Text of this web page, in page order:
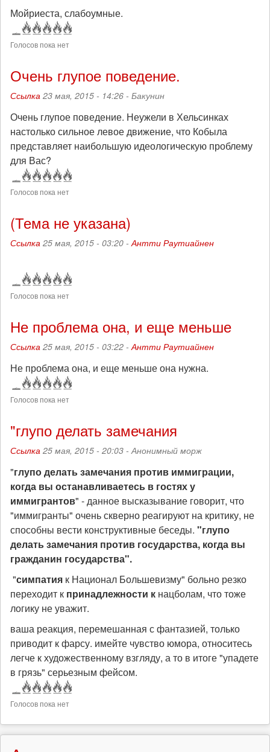
Мойриеста, слабоумные.
Голосов пока нет
Очень глупое поведение.
Ссылка 23 мая, 2015 - 14:26 - Бакунин
Очень глупое поведение. Неужели в Хельсинках
настолько сильное левое движение, что Кобыла
представляет наибольшую идеологическую проблему
для Вас?
Голосов пока нет
(Тема не указана)
Ссылка 25 мая, 2015 - 03:20 -Антти Раутиайнен
Голосов пока нет
Не проблема она, и еще меньше
Ссылка 25 мая, 2015 - 03:22 -Антти Раутиайнен
Не проблема она, и еще меньше она нужна.
Голосов пока нет
"глупо делать замечания
Ссылка 25 мая, 2015 - 20:03 -Анонимный морж
"глупо делать замечания против иммиграции,
когда вы останавливаетесь в гостях у
иммигрантов" - данное высказывание говорит, что
"иммигранты" очень скверно реагируют на критику, не
способны вести конструктивные беседы. "глупо
делать замечания против государства, когда вы
гражданин государства".
"симпатия к Национал Большевизму" больно резко
переходит к принадлежности к нацболам, что тоже
логику не уважит.
ваша реакция, перемешанная с фантазией, только
приводит к фарсу. имейте чувство юмора, относитесь
легче к художественному взгляду, а то в итоге "упадете
в грязь" серьезным фейсом.
Голосов пока нет